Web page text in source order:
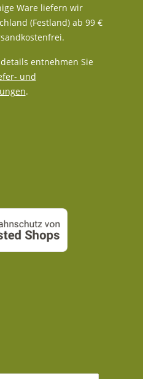
Ware liefern wir
(Festland) ab 99 €
entnehmen Sie
und
.